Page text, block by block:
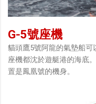
G-5號座機
貓頭鷹5號阿龍的氣墊船
座機都沈於遊艇港的海底
置是鳳凰號的機身。